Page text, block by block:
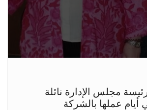
مجلس الإدارة نائلة
أيام عملها بالشركة